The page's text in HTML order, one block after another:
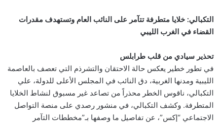
التكبالي: خلايا متطرفة تتآمر على النائب العام وتستهدف مقدرات
القضاء في الغرب الليبي
تحذير سيادي من قلب طرابلس
في تطور خطير يعكس حالة الاحتقان والتشرذم التي تعصف بالعاصمة
الليبية ومدنها الغربية، دق النائب في المجلس الأعلى للدولة، علي
التكبالي، ناقوس الخطر محذراً من تصاعد غير مسبوق لنشاط الخلايا
المتطرفة. وكشف التكبالي، في منشور رصدي على منصة التواصل
الاجتماعي “إكس”، عن تفاصيل ما وصفها بـ”مخططات التآمر